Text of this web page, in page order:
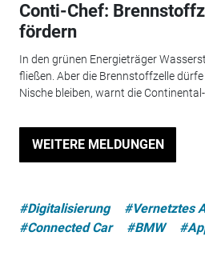
Conti-Chef:
fördern
In den grünen Energieträger
fließen. Aber die Brennstoffzelle
Nische bleiben, warnt die Continental-
WEITERE MELDUNGEN
#Digitalisierung #Vernetztes
#Connected Car
#BMW